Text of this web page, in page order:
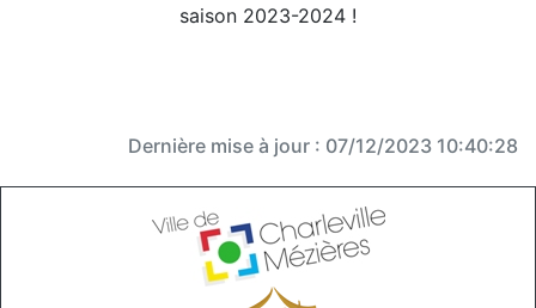
saison 2023-2024 !
Dernière mise à jour : 07/12/2023 10:40:28